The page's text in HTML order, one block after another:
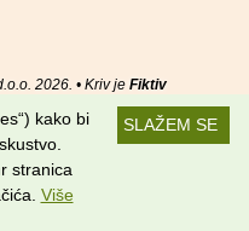
2026. • Kriv je Fiktiv
RSS kanali
na:
SLAŽEM SE
kako bi
stranica
Više